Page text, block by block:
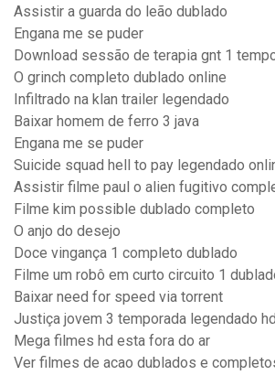
Assistir a guarda do leão dublado
Engana me se puder
Download sessão de terapia gnt 1
O grinch completo dublado online
Infiltrado na klan trailer legendado
Baixar homem de ferro 3 java
Engana me se puder
Suicide squad hell to pay legendado
Assistir filme paul o alien fugitivo
Filme kim possible dublado completo
O anjo do desejo
Doce vingança 1 completo dublado
Filme um robô em curto circuito 1
Baixar need for speed via torrent
Justiça jovem 3 temporada legendado hd
Mega filmes hd esta fora do ar
Ver filmes de acao dublados e